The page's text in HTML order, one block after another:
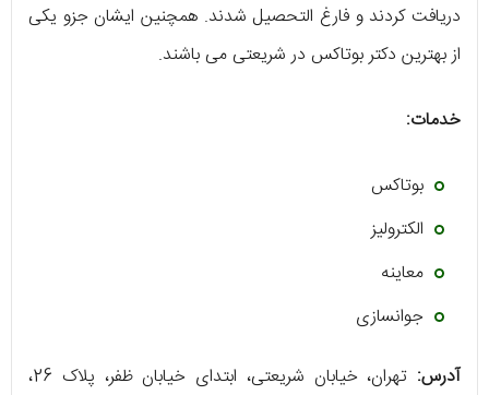
دریافت کردند و فارغ التحصیل شدند. همچنین ایشان جزو یکی
از بهترین دکتر بوتاکس در شریعتی می باشند.
خدمات:
بوتاکس
الکترولیز
معاینه
جوانسازی
آدرس:
تهران، خیابان شریعتی، ابتدای خیابان ظفر، پلاک 26،